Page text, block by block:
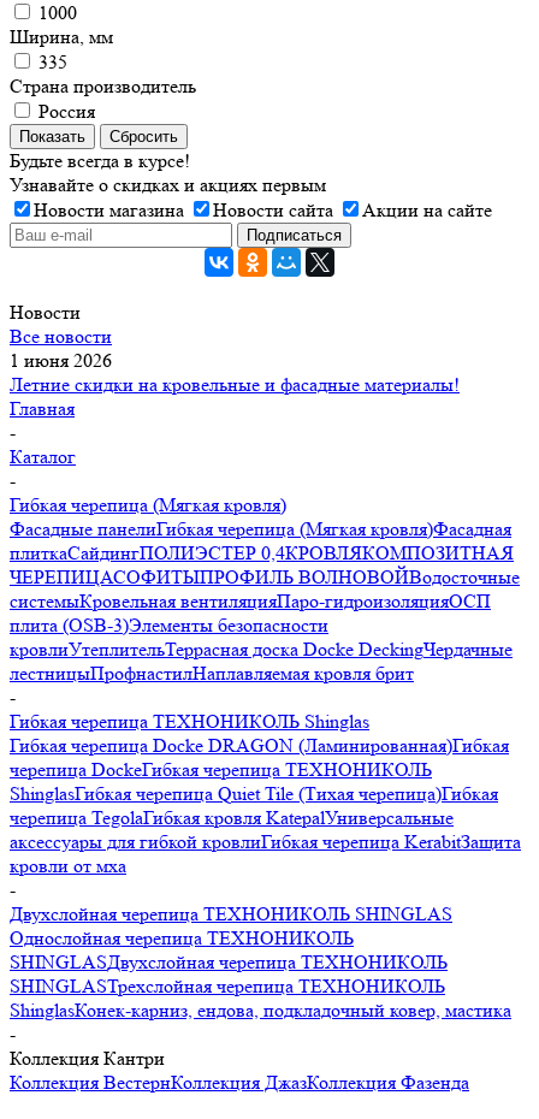
1000
Ширина, мм
335
Страна производитель
Россия
Показать Сбросить
Будьте всегда в курсе!
Узнавайте о скидках и акциях первым
Новости магазина
Новости сайта Акции на сайте
Новости
Все новости
1 июня 2026
Летние скидки на кровельные и фасадные материалы!
Главная
-
Каталог
-
Гибкая черепица (Мягкая кровля)
Фасадные панелиГибкая черепица (Мягкая кровля)Фасадная
плиткаСайдингПОЛИЭСТЕР 0,4КРОВЛЯКОМПОЗИТНАЯ
ЧЕРЕПИЦАСОФИТЫПРОФИЛЬ ВОЛНОВОЙВодосточные
системыКровельная вентиляцияПаро-гидроизоляцияОСП
плита (OSB-3)Элементы безопасности
кровлиУтеплительТеррасная доска Docke DeckingЧердачные
лестницыПрофнастилНаплавляемая кровля брит
-
Гибкая черепица ТЕХНОНИКОЛЬ Shinglas
Гибкая черепица Docke DRAGON (Ламинированная)Гибкая
черепица DockeГибкая черепица ТЕХНОНИКОЛЬ
ShinglasГибкая черепица Quiet Tile (Тихая черепица)Гибкая
черепица TegolaГибкая кровля KatepalУниверсальные
аксессуары для гибкой кровлиГибкая черепица KerabitЗащита
кровли от мха
-
Двухслойная черепица ТЕХНОНИКОЛЬ SHINGLAS
Однослойная черепица ТЕХНОНИКОЛЬ
SHINGLASДвухслойная черепица ТЕХНОНИКОЛЬ
SHINGLASТрехслойная черепица ТЕХНОНИКОЛЬ
ShinglasКонек-карниз, ендова, подкладочный ковер, мастика
-
Коллекция Кантри
Коллекция ВестернКоллекция ДжазКоллекция Фазенда